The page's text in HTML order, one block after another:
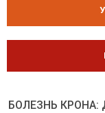
БОЛЕЗНЬ КРОНА: